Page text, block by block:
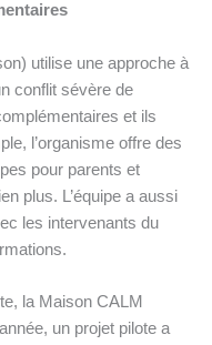
utilise une approche à
conflit sévère de
et ils
l’organisme offre des
pour parents et
plus. L’équipe a aussi
les intervenants du
la Maison CALM
un projet pilote a